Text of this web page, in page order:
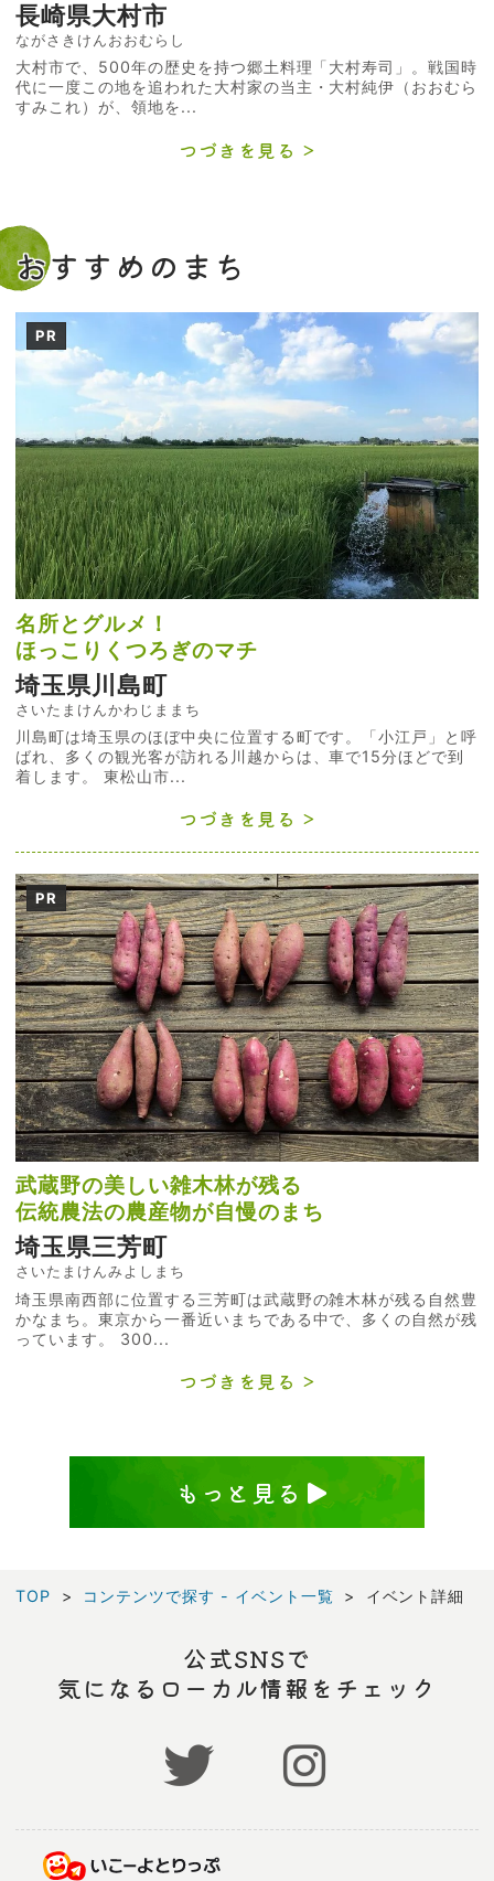
長崎県大村市
ながさきけんおおむらし
大村市で、500年の歴史を持つ郷土料理「大村寿司」。戦国時
代に一度この地を追われた大村家の当主・大村純伊（おおむら
すみこれ）が、領地を...
つづきを見る
おすすめのまち
PR
名所とグルメ！
ほっこりくつろぎのマチ
埼玉県川島町
さいたまけんかわじままち
川島町は埼玉県のほぼ中央に位置する町です。「小江戸」と呼
ばれ、多くの観光客が訪れる川越からは、車で15分ほどで到
着します。 東松山市...
つづきを見る
PR
武蔵野の美しい雑木林が残る
伝統農法の農産物が自慢のまち
埼玉県三芳町
さいたまけんみよしまち
埼玉県南西部に位置する三芳町は武蔵野の雑木林が残る自然豊
かなまち。東京から一番近いまちである中で、多くの自然が残
っています。 300...
つづきを見る
もっと見る
TOP コンテンツで探す - イベント一覧 イベント詳細
公式SNSで
気になるローカル情報をチェック